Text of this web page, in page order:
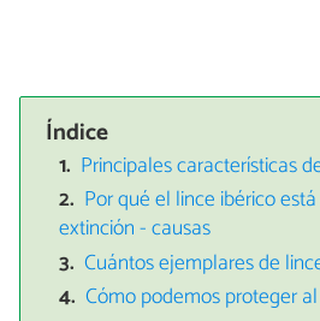
Índice
Principales características
Por qué el lince ibérico
extinción - causas
Cuántos ejemplares de
Cómo podemos proteger